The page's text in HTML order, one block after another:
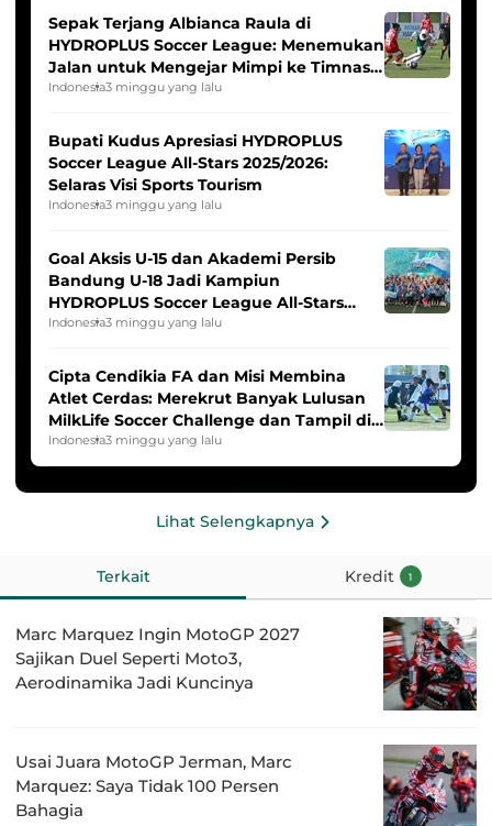
Sepak Terjang Albianca Raula di
HYDROPLUS Soccer League: Menemukan
Jalan untuk Mengejar Mimpi ke Timnas
Indonesia Putri
Indonesia3 minggu yang lalu
Bupati Kudus Apresiasi HYDROPLUS
Soccer League All-Stars 2025/2026:
Selaras Visi Sports Tourism
Indonesia3 minggu yang lalu
Goal Aksis U-15 dan Akademi Persib
Bandung U-18 Jadi Kampiun
HYDROPLUS Soccer League All-Stars
2025/2026
Indonesia3 minggu yang lalu
Cipta Cendikia FA dan Misi Membina
Atlet Cerdas: Merekrut Banyak Lulusan
MilkLife Soccer Challenge dan Tampil di
HYDROPLUS Soccer League
Indonesia3 minggu yang lalu
Lihat Selengkapnya
Terkait Kredit 1
Marc Marquez Ingin MotoGP 2027
Sajikan Duel Seperti Moto3,
Aerodinamika Jadi Kuncinya
Usai Juara MotoGP Jerman, Marc
Marquez: Saya Tidak 100 Persen
Bahagia